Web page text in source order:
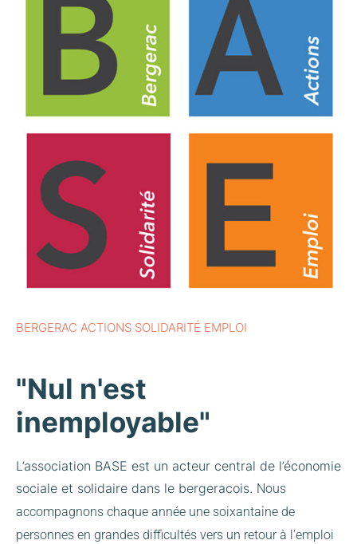
BERGERAC ACTIONS SOLIDARITÉ EMPLOI
"Nul n'est
inemployable"
L’association BASE est un acteur central de l’économie
sociale et solidaire dans le bergeracois. Nous
accompagnons chaque année une soixantaine de
personnes en grandes difficultés vers un retour à l’emploi